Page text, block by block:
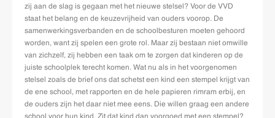
zij aan de slag is gegaan met het nieuwe stelsel? Voor de VVD
staat het belang en de keuzevrijheid van ouders voorop. De
samenwerkingsverbanden en de schoolbesturen moeten gehoord
worden, want zij spelen een grote rol. Maar zij bestaan niet omwille
van zichzelf, zij hebben een taak om te zorgen dat kinderen op de
juiste schoolplek terecht komen. Wat nu als in het voorgenomen
stelsel zoals de brief ons dat schetst een kind een stempel krijgt van
de ene school, met rapporten en de hele papieren rimram erbij, en
de ouders zijn het daar niet mee eens. Die willen graag een andere